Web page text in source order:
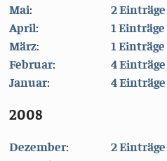
Mai:
2 Einträge
April:
1 Einträge
März:
1 Einträge
Februar:
4 Einträge
Januar: 4 Einträge
2008
Dezember:
2 Einträge